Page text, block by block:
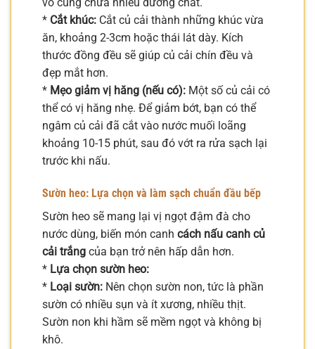
* Cắt khúc: Cắt củ cải thành những khúc vừa
ăn, khoảng 2-3cm hoặc thái lát dày. Kích
thước đồng đều sẽ giúp củ cải chín đều và
đẹp mắt hơn.
* Mẹo giảm vị hăng (nếu có): Một số củ cải có
thể có vị hăng nhẹ. Để giảm bớt, bạn có thể
ngâm củ cải đã cắt vào nước muối loãng
khoảng 10-15 phút, sau đó vớt ra rửa sạch lại
trước khi nấu.
Sườn heo: Lựa chọn và làm sạch chuẩn đầu bếp
Sườn heo sẽ mang lại vị ngọt đậm đà cho
nước dùng, biến món canh cách nấu canh củ
cải trắng của bạn trở nên hấp dẫn hơn.
* Lựa chọn sườn heo:
* Loại sườn: Nên chọn sườn non, tức là phần
sườn có nhiều sụn và ít xương, nhiều thịt.
Sườn non khi hầm sẽ mềm ngọt và không bị
khô.